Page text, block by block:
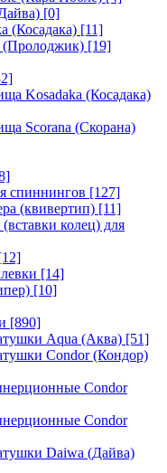
[0]
(Косадака) [11]
(Пролоджик) [19]
Kosadaka (Косадака)
Scorana (Скорана)
спиннингов [127]
(квивертип) [11]
колец) для
[14]
[10]
[890]
Aqua (Аква) [51]
Condor (Кондор)
Condor
Condor
Daiwa (Дайва)